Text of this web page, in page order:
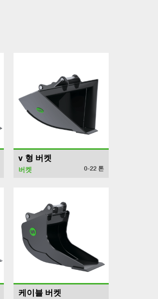
v 형 버켓
버켓 0-22 톤
케이블 버켓